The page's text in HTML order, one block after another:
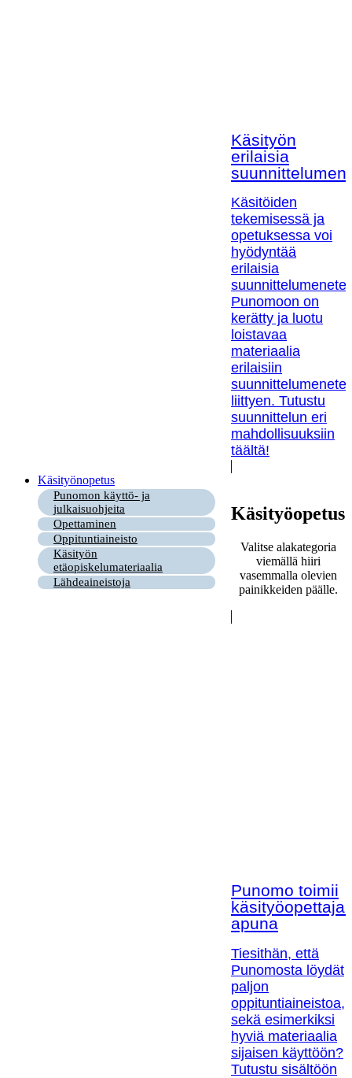
Käsityön
erilaisia
Käsitöiden
tekemisessä ja
opetuksessa voi
hyödyntää
erilaisia
Punomoon on
kerätty ja luotu
loistavaa
materiaalia
erilaisiin
liittyen. Tutustu
suunnittelun eri
mahdollisuuksiin
täältä!
Käsityönopetus
Punomon käyttö- ja
julkaisuohjeita
Opettaminen
Oppituntiaineisto
Käsityön
etäopiskelumateriaalia
Lähdeaineistoja
Käsityöopetus
Valitse alakategoria
viemällä hiiri
vasemmalla olevien
painikkeiden päälle.
Punomo toimii
apuna
Tiesithän, että
Punomosta löydät
paljon
oppituntiaineistoa,
sekä esimerkiksi
hyviä materiaalia
sijaisen käyttöön?
Tutustu sisältöön